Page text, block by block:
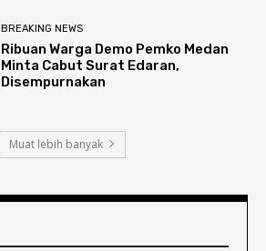
BREAKING NEWS
Ribuan Warga Demo Pemko Medan
Minta Cabut Surat Edaran,
Disempurnakan
Muat lebih banyak